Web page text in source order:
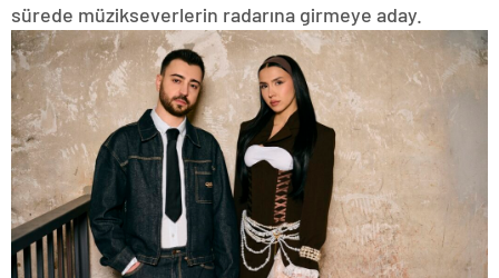
sürede müzikseverlerin radarına girmeye aday.